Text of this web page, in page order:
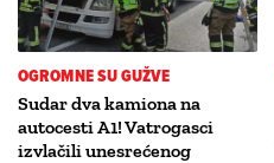
OGROMNE SU GUŽVE
Sudar dva kamiona na
autocesti A1! Vatrogasci
izvlačili unesrećenog